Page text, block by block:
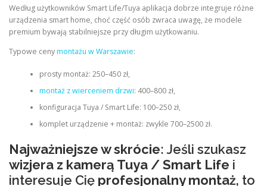
Według użytkowników Smart Life/Tuya aplikacja dobrze integruje różne
urządzenia smart home, choć część osób zwraca uwagę, że modele
premium bywają stabilniejsze przy długim użytkowaniu.
Typowe cenymontażu w Warszawie:
prosty montaż: 250–450 zł,
montaż z wierceniem drzwi: 400–800 zł,
konfiguracja Tuya / Smart Life: 100–250 zł,
komplet urządzenie + montaż: zwykle 700–2500 zł.
Najważniejsze w skrócie:Jeśli szukasz
wizjera z kamerą Tuya / Smart Life i
interesuje Cię profesjonalny montaż, to